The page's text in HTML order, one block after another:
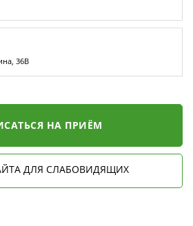
36В
НА ПРИЁМ
ДЛЯ СЛАБОВИДЯЩИХ